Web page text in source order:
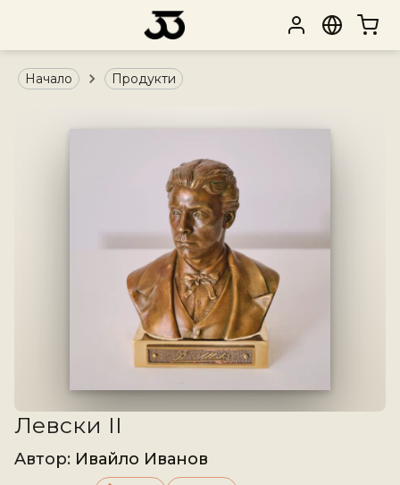
Начало Продукти
Левски II
Aвтор: Ивайло Иванов